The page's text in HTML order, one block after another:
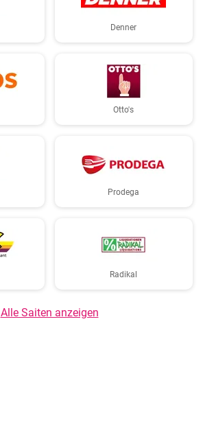
Denner
Otto's
Prodega
Radikal
Alle Saiten anzeigen